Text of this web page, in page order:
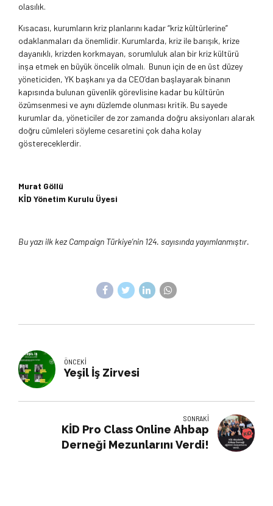
olasılık.
Kısacası, kurumların kriz planlarını kadar “kriz kültürlerine”
odaklanmaları da önemlidir. Kurumlarda, kriz ile barışık, krize
dayanıklı, krizden korkmayan, sorumluluk alan bir kriz kültürü
inşa etmek en büyük öncelik olmalı. Bunun için de en üst düzey
yöneticiden, YK başkanı ya da CEO’dan başlayarak binanın
kapısında bulunan güvenlik görevlisine kadar bu kültürün
özümsenmesi ve aynı düzlemde olunması kritik. Bu sayede
kurumlar da, yöneticiler de zor zamanda doğru aksiyonları alarak
doğru cümleleri söyleme cesaretini çok daha kolay
göstereceklerdir.
Murat Göllü
KİD Yönetim Kurulu Üyesi
Bu yazı ilk kez Campaign Türkiye’nin 124. sayısında yayımlanmıştır.
ÖNCEKI
Yeşil İş Zirvesi
SONRAKI
KİD Pro Class Online Ahbap
Derneği Mezunlarını Verdi!